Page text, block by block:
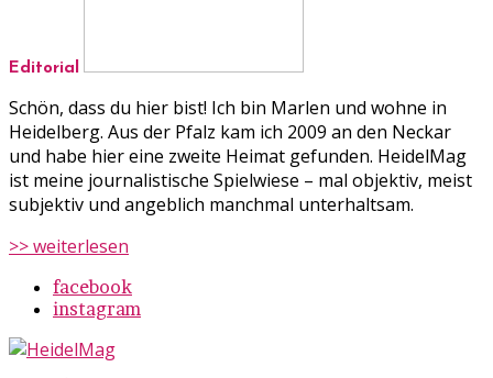
Editorial
Schön, dass du hier bist! Ich bin Marlen und wohne in
Heidelberg. Aus der Pfalz kam ich 2009 an den Neckar
und habe hier eine zweite Heimat gefunden. HeidelMag
ist meine journalistische Spielwiese – mal objektiv, meist
subjektiv und angeblich manchmal unterhaltsam.
>> weiterlesen
facebook
instagram